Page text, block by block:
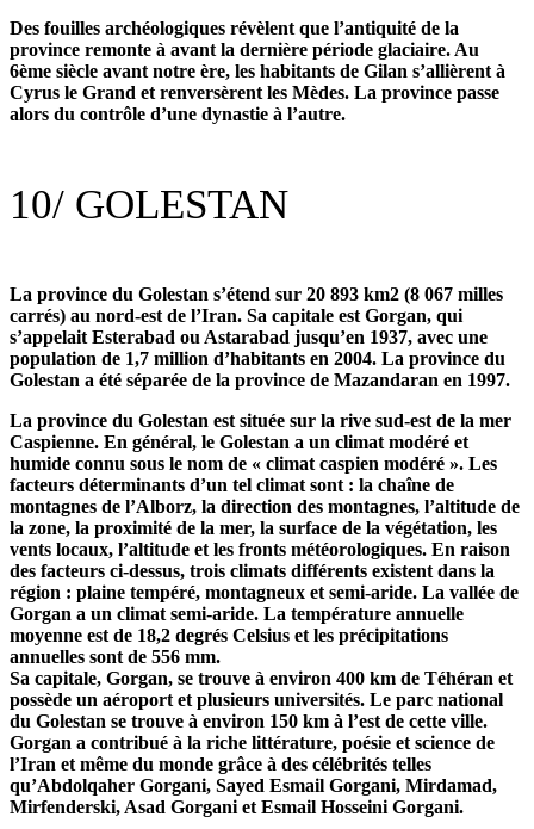
Des fouilles archéologiques révèlent que l’antiquité de la
province remonte à avant la dernière période glaciaire. Au
6ème siècle avant notre ère, les habitants de Gilan s’allièrent à
Cyrus le Grand et renversèrent les Mèdes. La province passe
alors du contrôle d’une dynastie à l’autre.
10/ GOLESTAN
La province du Golestan s’étend sur 20 893 km2 (8 067 milles
carrés) au nord-est de l’Iran. Sa capitale est Gorgan, qui
s’appelait Esterabad ou Astarabad jusqu’en 1937, avec une
population de 1,7 million d’habitants en 2004. La province du
Golestan a été séparée de la province de Mazandaran en 1997.
La province du Golestan est située sur la rive sud-est de la mer
Caspienne. En général, le Golestan a un climat modéré et
humide connu sous le nom de « climat caspien modéré ». Les
facteurs déterminants d’un tel climat sont : la chaîne de
montagnes de l’Alborz, la direction des montagnes, l’altitude de
la zone, la proximité de la mer, la surface de la végétation, les
vents locaux, l’altitude et les fronts météorologiques. En raison
des facteurs ci-dessus, trois climats différents existent dans la
région : plaine tempéré, montagneux et semi-aride. La vallée de
Gorgan a un climat semi-aride. La température annuelle
moyenne est de 18,2 degrés Celsius et les précipitations
annuelles sont de 556 mm.
Sa capitale, Gorgan, se trouve à environ 400 km de Téhéran et
possède un aéroport et plusieurs universités. Le parc national
du Golestan se trouve à environ 150 km à l’est de cette ville.
Gorgan a contribué à la riche littérature, poésie et science de
l’Iran et même du monde grâce à des célébrités telles
qu’Abdolqaher Gorgani, Sayed Esmail Gorgani, Mirdamad,
Mirfenderski, Asad Gorgani et Esmail Hosseini Gorgani.